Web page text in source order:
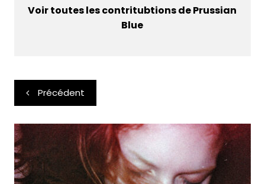
Voir toutes les contritubtions de Prussian
Blue
Navigation
de
l’article
Précédent